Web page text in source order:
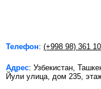
Телефон: (+998 98) 361
Адрес: Узбекистан,
Йули улица, дом 235,